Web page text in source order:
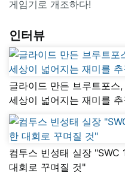
게임기로 개조하다!
인터뷰
글라이드 만든 브루트포스
세상이 넓어지는 재미를 추
컴투스 빈성태 실장 "SWC
대회로 꾸며질 것"